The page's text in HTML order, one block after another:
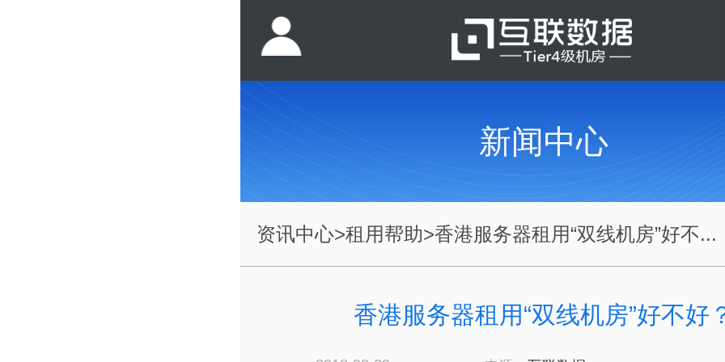
新闻中心
资讯中心>租用帮助>香港服务器租用“双线机房”好不...
香港服务器租用“双线机房”好不好